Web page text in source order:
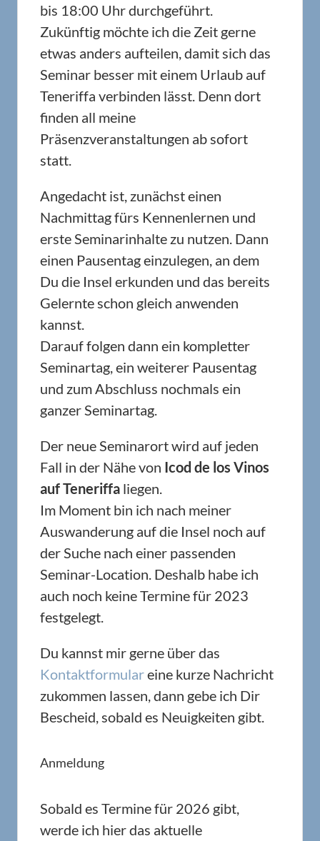
bis 18:00 Uhr durchgeführt.
Zukünftig möchte ich die Zeit gerne
etwas anders aufteilen, damit sich das
Seminar besser mit einem Urlaub auf
Teneriffa verbinden lässt. Denn dort
finden all meine
Präsenzveranstaltungen ab sofort
statt.
Angedacht ist, zunächst einen
Nachmittag fürs Kennenlernen und
erste Seminarinhalte zu nutzen. Dann
einen Pausentag einzulegen, an dem
Du die Insel erkunden und das bereits
Gelernte schon gleich anwenden
kannst.
Darauf folgen dann ein kompletter
Seminartag, ein weiterer Pausentag
und zum Abschluss nochmals ein
ganzer Seminartag.
Der neue Seminarort wird auf jeden
Fall in der Nähe von Icod de los Vinos
auf Teneriffa liegen.
Im Moment bin ich nach meiner
Auswanderung auf die Insel noch auf
der Suche nach einer passenden
Seminar-Location. Deshalb habe ich
auch noch keine Termine für 2023
festgelegt.
Du kannst mir gerne über das
Kontaktformulareine kurze Nachricht
zukommen lassen, dann gebe ich Dir
Bescheid, sobald es Neuigkeiten gibt.
Anmeldung
Sobald es Termine für 2026 gibt,
werde ich hier das aktuelle